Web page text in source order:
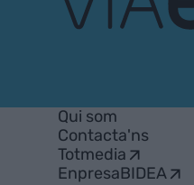
Qui som
Contacta'ns
Totmedia
EnpresaBIDEA